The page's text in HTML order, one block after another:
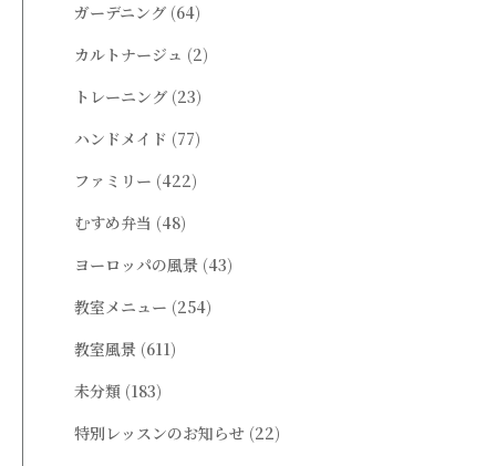
ガーデニング (64)
カルトナージュ (2)
トレーニング (23)
ハンドメイド (77)
ファミリー (422)
むすめ弁当 (48)
ヨーロッパの風景 (43)
教室メニュー (254)
教室風景 (611)
未分類 (183)
特別レッスンのお知らせ (22)